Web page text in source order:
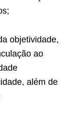
objetividade,
ao
além de